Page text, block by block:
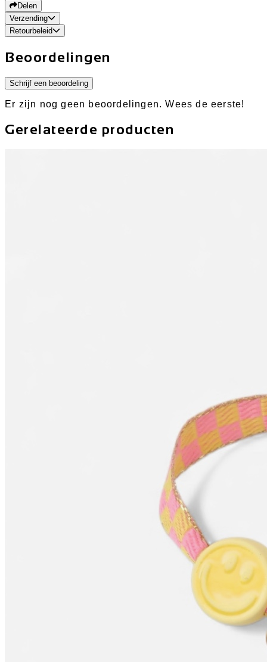
Delen
Verzending
Retourbeleid
Beoordelingen
Schrijf een beoordeling
Er zijn nog geen beoordelingen. Wees de eerste!
Gerelateerde producten